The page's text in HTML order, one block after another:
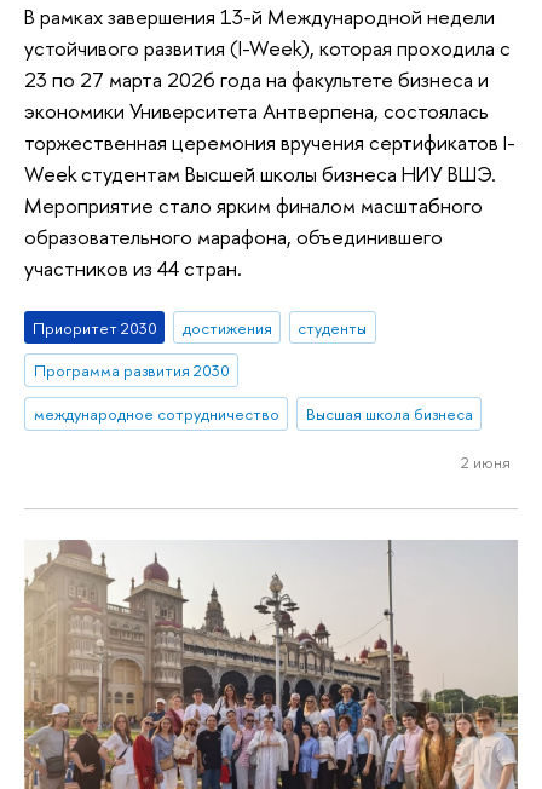
В рамках завершения 13-й Международной недели
устойчивого развития (I-Week), которая проходила с
23 по 27 марта 2026 года на факультете бизнеса и
экономики Университета Антверпена, состоялась
торжественная церемония вручения сертификатов I-
Week студентам Высшей школы бизнеса НИУ ВШЭ.
Мероприятие стало ярким финалом масштабного
образовательного марафона, объединившего
участников из 44 стран.
Приоритет 2030 достижения
студенты
Программа развития 2030
международное сотрудничество
Высшая школа бизнеса
2 июня